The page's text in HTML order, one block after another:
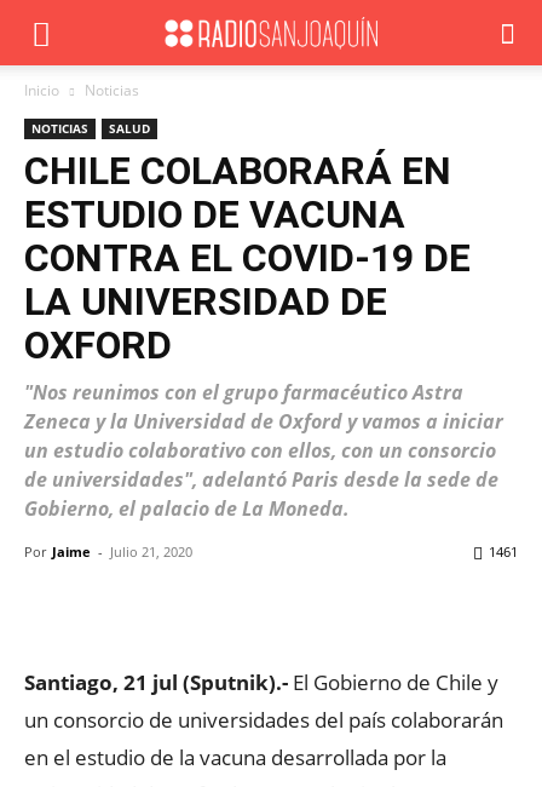
Inicio Noticias
NOTICIAS SALUD
CHILE COLABORARÁ EN
ESTUDIO DE VACUNA
CONTRA EL COVID-19 DE
LA UNIVERSIDAD DE
OXFORD
"Nos reunimos con el grupo farmacéutico Astra
Zeneca y la Universidad de Oxford y vamos a iniciar
un estudio colaborativo con ellos, con un consorcio
de universidades", adelantó Paris desde la sede de
Gobierno, el palacio de La Moneda.
Por Jaime - Julio 21, 2020 1461
Santiago, 21 jul (Sputnik).- El Gobierno de Chile y
un consorcio de universidades del país colaborarán
en el estudio de la vacuna desarrollada por la